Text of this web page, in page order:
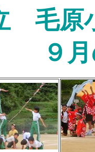
毛原
９